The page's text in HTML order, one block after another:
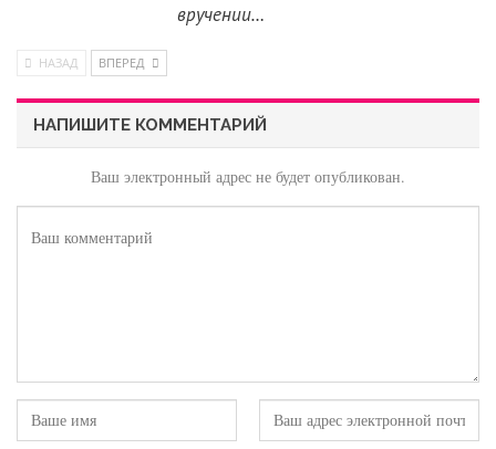
вручении…
НАЗАД ВПЕРЕД
НАПИШИТЕ КОММЕНТАРИЙ
Ваш электронный адрес не будет опубликован.